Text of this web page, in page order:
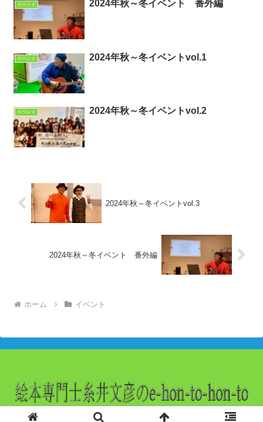
イベント 2024年秋～冬イベント 番外編
イベント 2024年秋～冬イベントvol.1
イベント 2024年秋～冬イベントvol.2
2024年秋～冬イベントvol.3
2024年秋～冬イベント 番外編
ホーム イベント
© 2022 絵本作家/絵本専門士糸井文彦のe-hon-to-hon-to.